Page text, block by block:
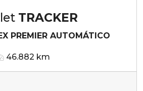
TRACKER
PREMIER AUTOMÁTICO
46.882 km